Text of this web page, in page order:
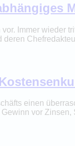
Immer wieder
einen
vor Zinsen,